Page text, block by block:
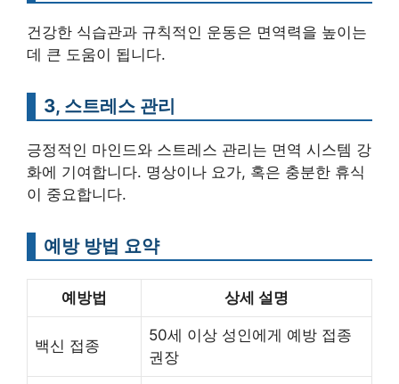
건강한 식습관과 규칙적인 운동은 면역력을 높이는
데 큰 도움이 됩니다.
3, 스트레스 관리
긍정적인 마인드와 스트레스 관리는 면역 시스템 강
화에 기여합니다. 명상이나 요가, 혹은 충분한 휴식
이 중요합니다.
예방 방법 요약
예방법 상세 설명
백신 접종
50세 이상 성인에게 예방 접종
권장